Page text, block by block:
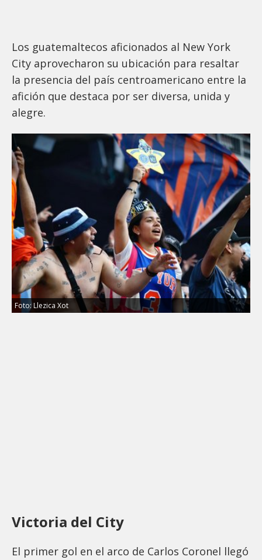
Los guatemaltecos aficionados al New York
City aprovecharon su ubicación para resaltar
la presencia del país centroamericano entre la
afición que destaca por ser diversa, unida y
alegre.
Foto: Llezica Xot
Victoria del City
El primer gol en el arco de Carlos Coronel llegó